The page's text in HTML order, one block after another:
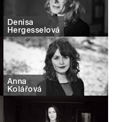
Denisa
Hergesselová
Anna
Kolářová